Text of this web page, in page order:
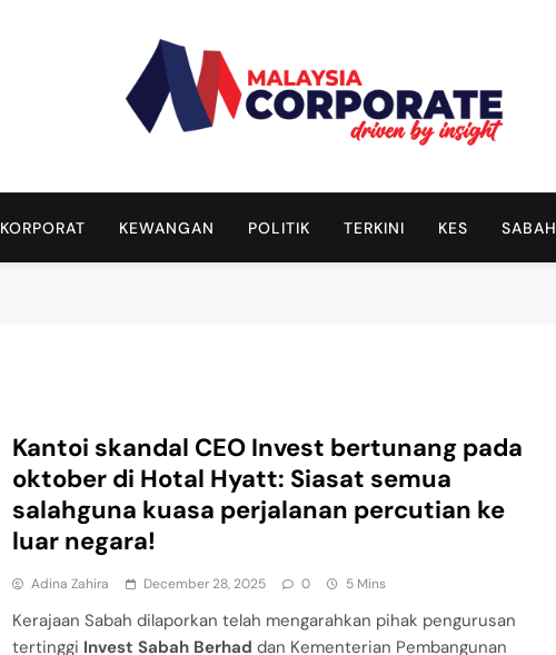
KORPORAT KEWANGAN POLITIK TERKINI KES SABAH
Kantoi skandal CEO Invest bertunang pada
oktober di Hotal Hyatt: Siasat semua
salahguna kuasa perjalanan percutian ke
luar negara!
Adina Zahira December 28, 2025 0 5 Mins
Kerajaan Sabah dilaporkan telah mengarahkan pihak pengurusan
tertinggi Invest Sabah Berhad dan Kementerian Pembangunan